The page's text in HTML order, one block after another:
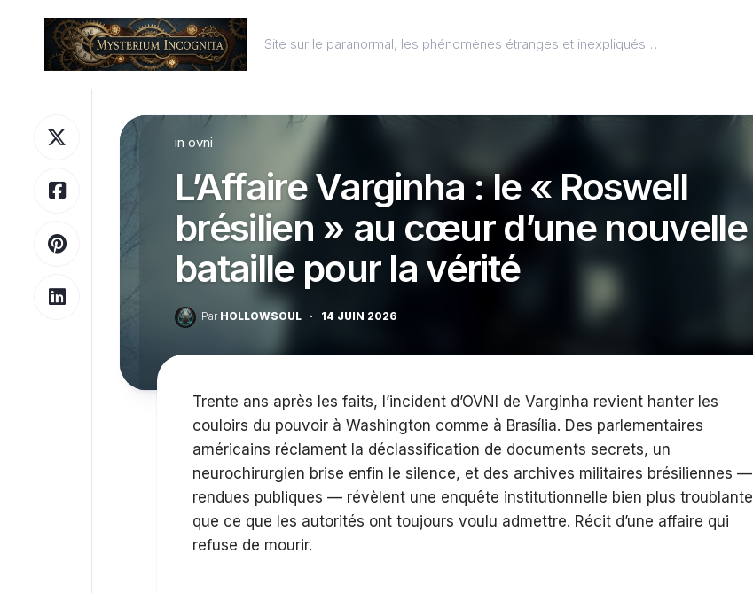
Site sur le paranormal, les phénomènes étranges et inexpliqués…
in ovni
L’Affaire Varginha : le « Roswell
brésilien » au cœur d’une nouvelle
bataille pour la vérité
Par HOLLOWSOUL · 14 JUIN 2026
Trente ans après les faits, l’incident d’OVNI de Varginha revient hanter les
couloirs du pouvoir à Washington comme à Brasília. Des parlementaires
américains réclament la déclassification de documents secrets, un
neurochirurgien brise enfin le silence, et des archives militaires brésiliennes —
rendues publiques — révèlent une enquête institutionnelle bien plus troublante
que ce que les autorités ont toujours voulu admettre. Récit d’une affaire qui
refuse de mourir.